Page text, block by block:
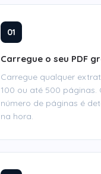
01
Carregue o seu PDF
Carregue qualquer
100 ou até 500 páginas.
número de páginas é
na hora.